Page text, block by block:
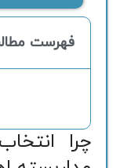
فهرست
چرا